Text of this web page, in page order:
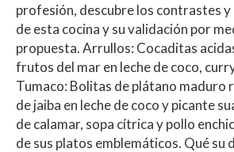
profesión, descubre los contrastes
de esta cocina y su validación por
propuesta. Arrullos: Cocaditas
frutos del mar en leche de coco,
Tumaco: Bolitas de plátano maduro
de jaiba en leche de coco y picante
de calamar, sopa cítrica y pollo
de sus platos emblemáticos. Qué su